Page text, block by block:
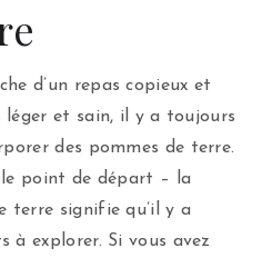
d’un repas copieux et
léger et sain, il y a toujours
des pommes de terre.
le point de départ – la
terre signifie qu’il y a
à explorer. Si vous avez